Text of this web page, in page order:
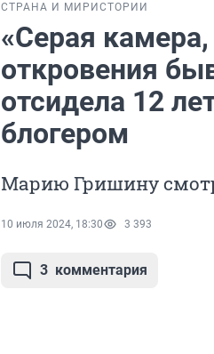
СТРАНА И МИР ИСТОРИИ
«Серая
откровения
отсидела 12
блогером
Марию Гришину
10 июля 2024, 18:30 3 393
3 комментария